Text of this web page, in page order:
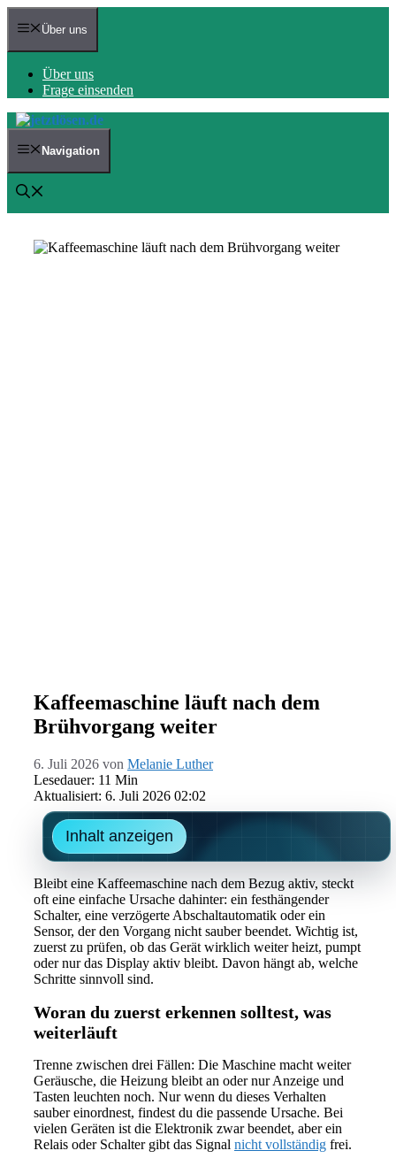
Zum
Inhalt Über uns
Über uns
Frage einsenden
Navigation
Kaffeemaschine läuft nach dem
Brühvorgang weiter
6. Juli 2026 von Melanie Luther
Lesedauer: 11 Min
Aktualisiert: 6. Juli 2026 02:02
Inhalt anzeigen
Bleibt eine Kaffeemaschine nach dem Bezug aktiv, steckt
oft eine einfache Ursache dahinter: ein festhängender
Schalter, eine verzögerte Abschaltautomatik oder ein
Sensor, der den Vorgang nicht sauber beendet. Wichtig ist,
zuerst zu prüfen, ob das Gerät wirklich weiter heizt, pumpt
oder nur das Display aktiv bleibt. Davon hängt ab, welche
Schritte sinnvoll sind.
Woran du zuerst erkennen solltest, was
weiterläuft
Trenne zwischen drei Fällen: Die Maschine macht weiter
Geräusche, die Heizung bleibt an oder nur Anzeige und
Tasten leuchten noch. Nur wenn du dieses Verhalten
sauber einordnest, findest du die passende Ursache. Bei
vielen Geräten ist die Elektronik zwar beendet, aber ein
Relais oder Schalter gibt das Signal nicht vollständig frei.